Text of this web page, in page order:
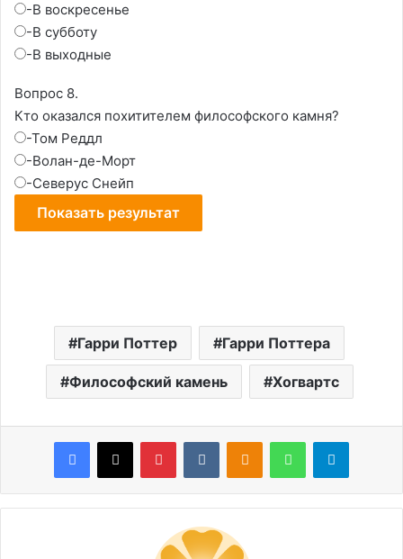
-В воскресенье
-В субботу
-В выходные
Вопрос 8.
Кто оказался похитителем философского камня?
-Том Реддл
-Волан-де-Морт
-Северус Снейп
Гарри Поттер Гарри Поттера
Философский камень Хогвартс